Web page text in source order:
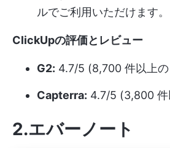
ルでご利用いただけます。
ClickUpの評価とレビュー
G2: 4.7/5 (8,700 件以上
Capterra: 4.7/5 (3,800 件
2.エバーノート